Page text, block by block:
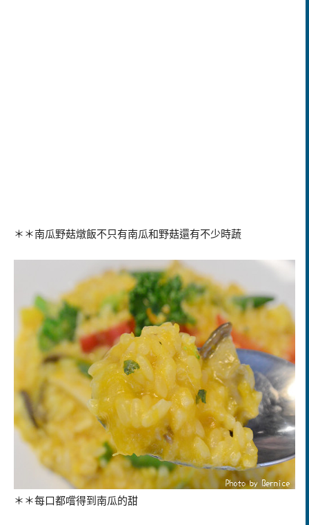
＊＊南瓜野菇燉飯不只有南瓜和野菇還有不少時蔬
＊＊每口都嚐得到南瓜的甜